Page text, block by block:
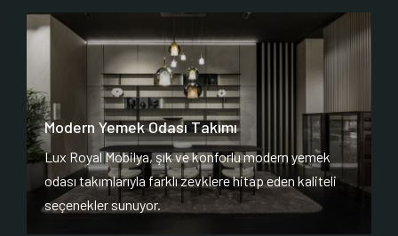
Modern Yemek Odası Takımı
Lux Royal Mobilya, şık ve konforlu modern yemek
odası takımlarıyla farklı zevklere hitap eden kaliteli
seçenekler sunuyor.